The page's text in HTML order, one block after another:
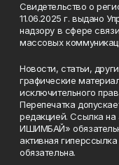
Свидетельство о
11.06.2025 г. выдано
надзору в сфере
массовых
Новости, статьи,
графические
исключительного
Перепечатка
редакцией. Ссылка
ИШИМБАЙ»
активная
обязательна.